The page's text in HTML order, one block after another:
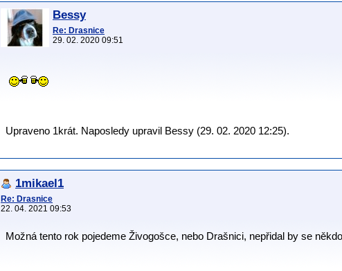
Bessy
Re: Drasnice
29. 02. 2020 09:51
Upraveno 1krát. Naposledy upravil Bessy (29. 02. 2020 12:25).
1mikael1
Re: Drasnice
22. 04. 2021 09:53
Možná tento rok pojedeme Živogošce, nebo Drašnici, nepřidal by se